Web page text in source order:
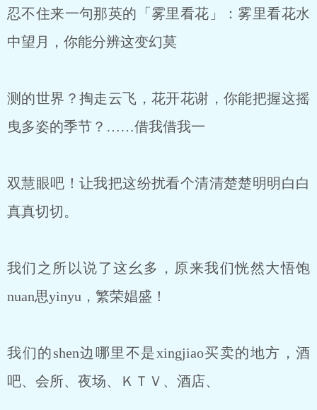
忍不住来一句那英的「雾里看花」：雾里看花水
中望月，你能分辨这变幻莫
测的世界？掏走云飞，花开花谢，你能把握这摇
曳多姿的季节？……借我借我一
双慧眼吧！让我把这纷扰看个清清楚楚明明白白
真真切切。
我们之所以说了这幺多，原来我们恍然大悟饱
nuan思yinyu，繁荣娼盛！
我们的shen边哪里不是xingjiao买卖的地方，酒
吧、会所、夜场、ＫＴＶ、酒店、